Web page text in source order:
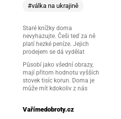
#válka na ukrajině
Staré knížky doma
nevyhazujte. Češi teď za ně
platí hezké peníze. Jejich
prodejem se dá vydělat
Působí jako všední obrazy,
mají přitom hodnotu vyšších
stovek tisíc korun. Doma je
může mít kdokoliv z nás
Vařímedobroty.cz